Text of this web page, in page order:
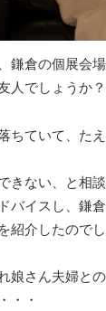
鎌倉の個展会
人でしょうか？
ちていて、た
きない、と相
バイスし、鎌
紹介したのでし
娘さん夫婦と
・・